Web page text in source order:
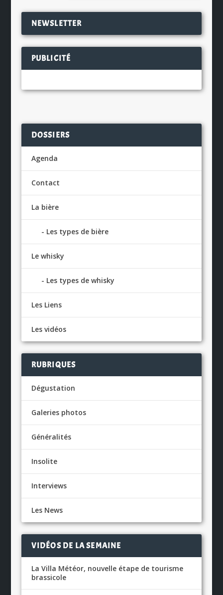
NEWSLETTER
PUBLICITÉ
DOSSIERS
Agenda
Contact
La bière
Les types de bière
Le whisky
Les types de whisky
Les Liens
Les vidéos
RUBRIQUES
Dégustation
Galeries photos
Généralités
Insolite
Interviews
Les News
VIDÉOS DE LA SEMAINE
La Villa Météor, nouvelle étape de tourisme
brassicole